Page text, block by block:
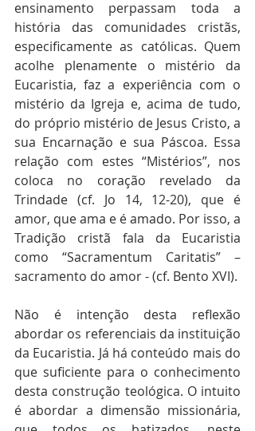
ensinamento perpassam toda a
história das comunidades cristãs,
especificamente as católicas. Quem
acolhe plenamente o mistério da
Eucaristia, faz a experiência com o
mistério da Igreja e, acima de tudo,
do próprio mistério de Jesus Cristo, a
sua Encarnação e sua Páscoa. Essa
relação com estes “Mistérios”, nos
coloca no coração revelado da
Trindade (cf. Jo 14, 12-20), que é
amor, que ama e é amado. Por isso, a
Tradição cristã fala da Eucaristia
como “Sacramentum Caritatis” –
sacramento do amor - (cf. Bento XVI).
Não é intenção desta reflexão
abordar os referenciais da instituição
da Eucaristia. Já há conteúdo mais do
que suficiente para o conhecimento
desta construção teológica. O intuito
é abordar a dimensão missionária,